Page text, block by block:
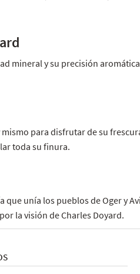
mineral y su precisión
para disfrutar de su
toda su finura.
unía los pueblos de Oger y
la visión de Charles Doyard.